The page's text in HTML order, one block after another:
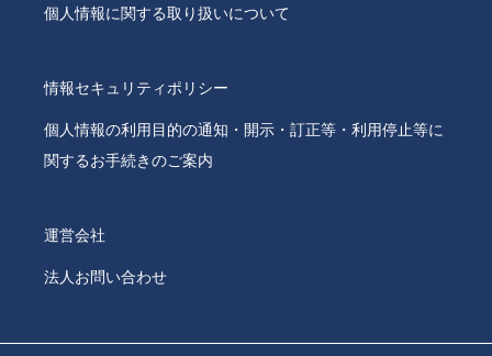
個人情報に関する取り扱いについて
情報セキュリティポリシー
個人情報の利用目的の通知・開示・訂正等・利用停止等に
関するお手続きのご案内
運営会社
法人お問い合わせ